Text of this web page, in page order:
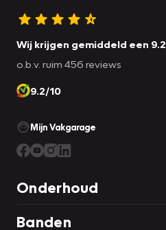
Wij krijgen gemiddeld een 9.2
o.b.v. ruim 456 reviews
9.2/10
Mijn Vakgarage
Onderhoud
Banden